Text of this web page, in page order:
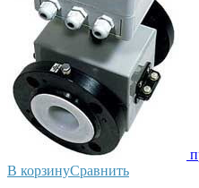
В корзинуСравнить